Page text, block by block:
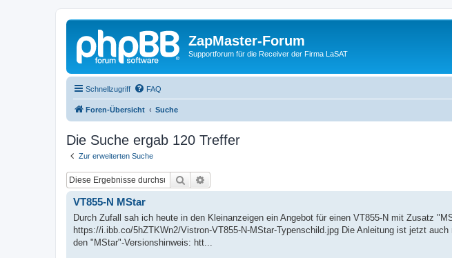
ZapMaster-Forum
Supportforum für die Receiver der Firma LaSAT
Schnellzugriff FAQ
Foren-Übersicht Suche
Die Suche ergab 120 Treffer
Zur erweiterten Suche
Suche
VT855-N MStar
Durch Zufall sah ich heute in den Kleinanzeigen ein Angebot für einen VT855-N mit Zusatz
https://i.ibb.co/5hZTKWn2/Vistron-VT855-N-MStar-Typenschild.jpg Die Anleitung ist jetzt
den "MStar"-Versionshinweis: htt...